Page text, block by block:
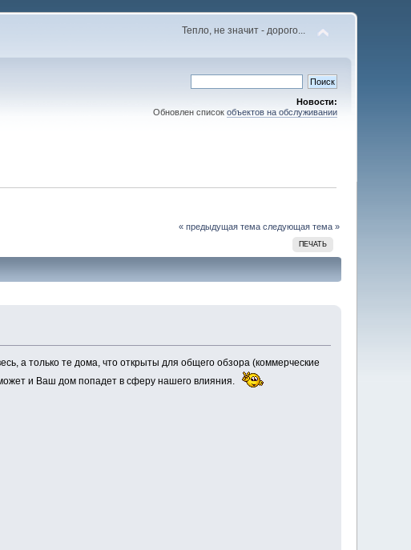
Тепло, не значит - дорого...
Новости:
Обновлен список объектов на обслуживании
« предыдущая тема следующая тема »
ПЕЧАТЬ
а только те дома, что открыты для общего обзора (коммерческие
и Ваш дом попадет в сферу нашего влияния.